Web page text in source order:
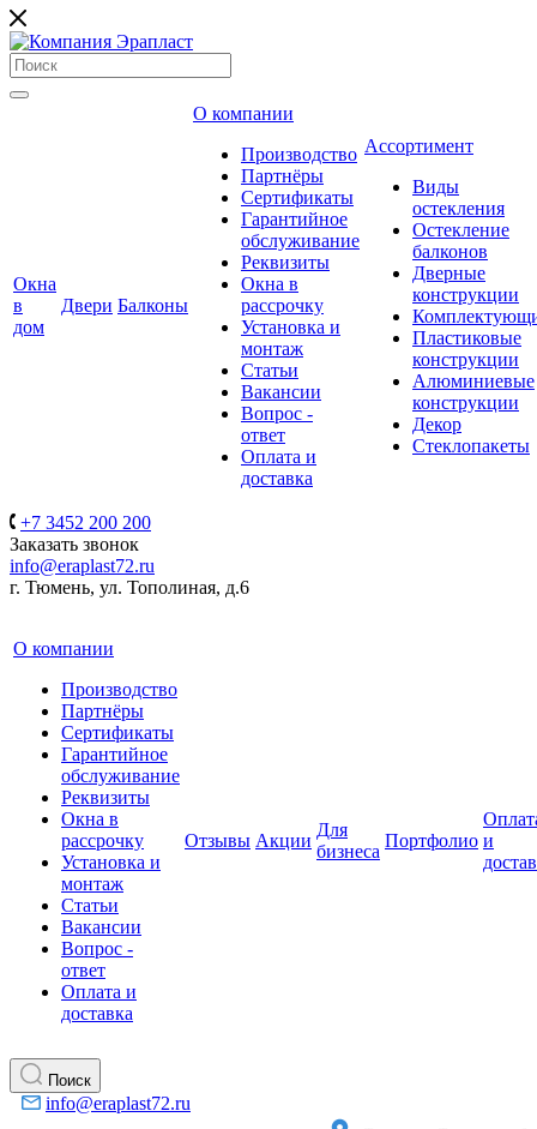
Окна
в
дом
Двери Балконы
О компании
Производство
Партнёры
Сертификаты
Гарантийное
обслуживание
Реквизиты
Окна в
рассрочку
Установка и
монтаж
Статьи
Вакансии
Вопрос -
ответ
Оплата и
доставка
Ассортимент
Виды
остекления
Остекление
балконов
Дверные
конструкции
Пластиковые
конструкции
Алюминиевые
конструкции
Декор
Стеклопакеты
+7 3452 200 200
Заказать звонок
info@eraplast72.ru
г. Тюмень, ул. Тополиная, д.6
О компании
Производство
Партнёры
Сертификаты
Гарантийное
обслуживание
Реквизиты
Окна в
рассрочку
Установка и
монтаж
Статьи
Вакансии
Вопрос -
ответ
Оплата и
доставка
Отзывы Акции
Для
бизнеса
Портфолио и
Поиск
info@eraplast72.ru